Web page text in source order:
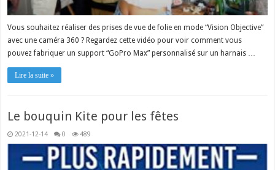
Vous souhaitez réaliser des prises de vue de folie en mode “Vision Objective”
avec une caméra 360 ? Regardez cette vidéo pour voir comment vous
pouvez fabriquer un support “GoPro Max” personnalisé sur un harnais …
Lire la suite »
Le bouquin Kite pour les fêtes
2021-12-14 0 489